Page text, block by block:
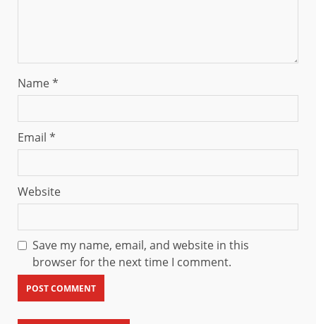
Name*
Email *
Website
Save my name, email, and website in this
browser for the next time I comment.